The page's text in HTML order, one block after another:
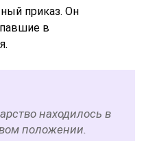
приказ. Он
в
находилось в
положении.